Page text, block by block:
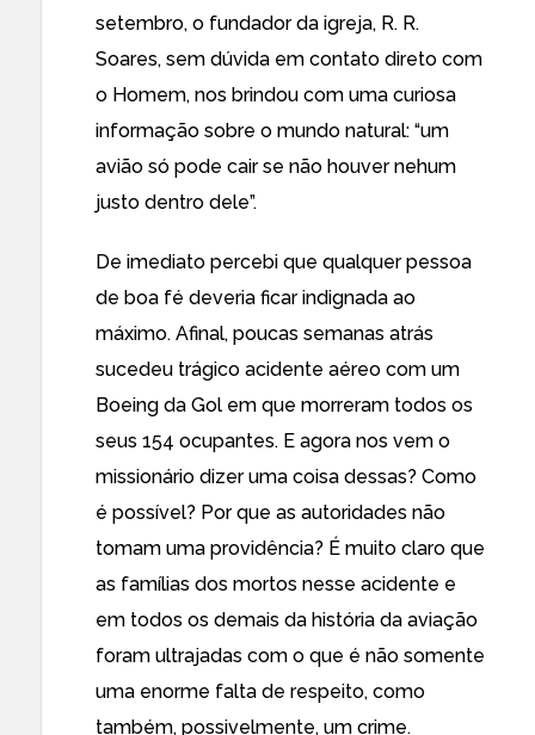
setembro, o fundador da igreja, R. R.
Soares, sem dúvida em contato direto com
o Homem, nos brindou com uma curiosa
informação sobre o mundo natural: “um
avião só pode cair se não houver nehum
justo dentro dele”.
De imediato percebi que qualquer pessoa
de boa fé deveria ficar indignada ao
máximo. Afinal, poucas semanas atrás
sucedeu trágico acidente aéreo com um
Boeing da Gol em que morreram todos os
seus 154 ocupantes. E agora nos vem o
missionário dizer uma coisa dessas? Como
é possível? Por que as autoridades não
tomam uma providência? É muito claro que
as famílias dos mortos nesse acidente e
em todos os demais da história da aviação
foram ultrajadas com o que é não somente
uma enorme falta de respeito, como
também, possivelmente, um crime.